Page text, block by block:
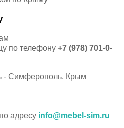
по телефону +7 (978) 701-0-
адресу info@mebel-sim.ru